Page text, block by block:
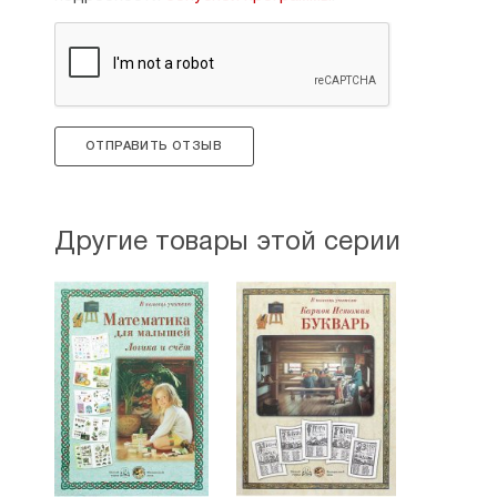
ОТПРАВИТЬ ОТЗЫВ
Другие товары этой серии